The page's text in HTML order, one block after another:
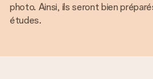
photo. Ainsi, ils seront bien
études.